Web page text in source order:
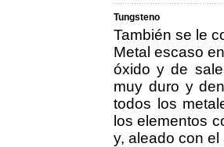
Tungsteno
También se le
Metal escaso
óxido y de
muy duro y
todos los
los elementos
y, aleado con